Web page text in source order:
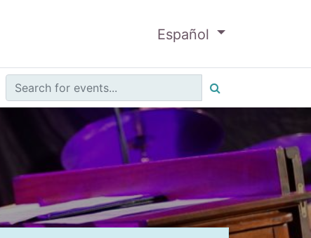
Español